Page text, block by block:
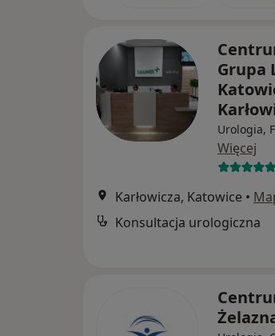
Grupa
Urologia,
Więcej
Karłowicza, Katowice •
Konsultacja urologiczna